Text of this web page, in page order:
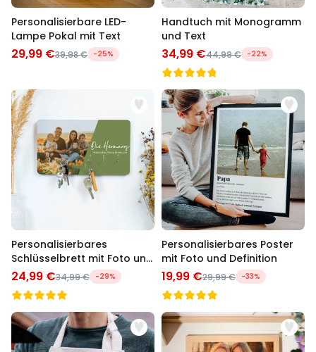
Personalisierbare LED-
Lampe Pokal mit Text
29,99 €39,98 € -25%
Handtuch mit Monogramm
und Text
34,99 €44,99 € -22%
Personalisierbares
Schlüsselbrett mit Foto und
Text
24,99 €34,99 € -29%
Personalisierbares Poster
mit Foto und Definition
19,99 €29,99 € -33%